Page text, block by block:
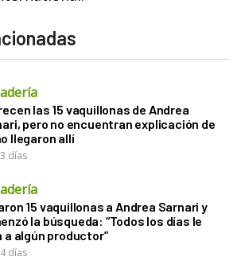
las 15 vaquillonas de Andrea
pero no encuentran explicación de
llegaron allí
días
15 vaquillonas a Andrea Sarnari y
la búsqueda: “Todos los días le
a algún productor”
días